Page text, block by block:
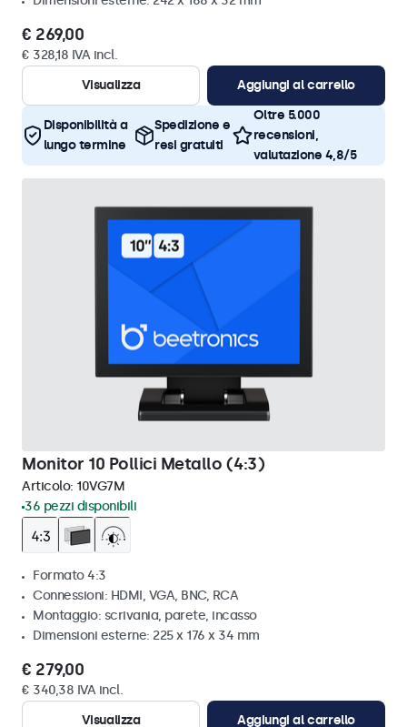
€ 269,00
€ 328,18 IVA incl.
Visualizza
Aggiungi al carrello
Disponibilità a
lungo termine
Spedizione e
resi gratuiti
Oltre 5.000
recensioni,
valutazione 4,8/5
Monitor 10 Pollici Metallo (4:3)
Articolo: 10VG7M
36 pezzi disponibili
Formato 4:3
Connessioni: HDMI, VGA, BNC, RCA
Montaggio: scrivania, parete, incasso
Dimensioni esterne: 225 x 176 x 34 mm
€ 279,00
€ 340,38 IVA incl.
Visualizza
Aggiungi al carrello